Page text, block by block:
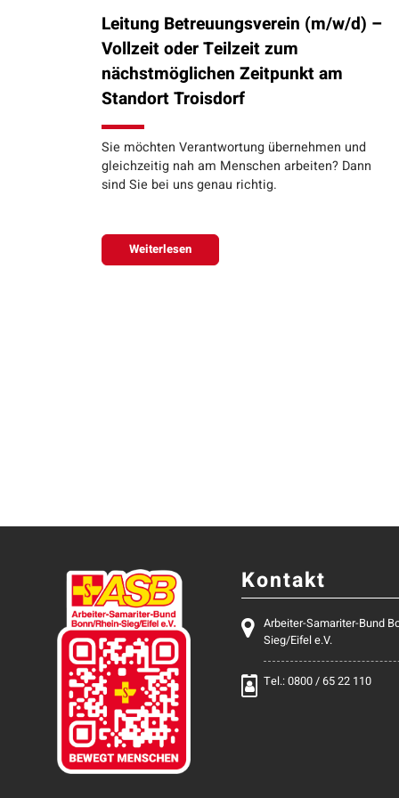
Leitung Betreuungsverein (m/w/d) –
Vollzeit oder Teilzeit zum
nächstmöglichen Zeitpunkt am
Standort Troisdorf
Sie möchten Verantwortung übernehmen und
gleichzeitig nah am Menschen arbeiten? Dann
sind Sie bei uns genau richtig.
Weiterlesen
Kontakt
Arbeiter-Samariter-Bund
Sieg/Eifel e.V.
Tel.: 0800 / 65 22 110